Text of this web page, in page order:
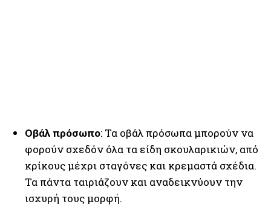
Οβάλ πρόσωπο: Τα οβάλ πρόσωπα μπορούν να
φορούν σχεδόν όλα τα είδη σκουλαρικιών, από
κρίκους μέχρι σταγόνες και κρεμαστά σχέδια.
Τα πάντα ταιριάζουν και αναδεικνύουν την
ισχυρή τους μορφή.